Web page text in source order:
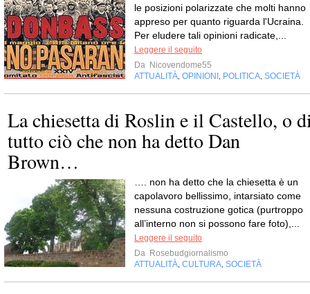
le posizioni polarizzate che molti hanno
appreso per quanto riguarda l'Ucraina.
Per eludere tali opinioni radicate,...
Leggere il seguito
Da Nicovendome55
ATTUALITÀ, OPINIONI , POLITICA, SOCIETÀ
La chiesetta di Roslin e il Castello, o
tutto ciò che non ha detto Dan
Brown…
…. non ha detto che la chiesetta è un
capolavoro bellissimo, intarsiato come
nessuna costruzione gotica (purtroppo
all’interno non si possono fare foto),...
Leggere il seguito
Da Rosebudgiornalismo
ATTUALITÀ, CULTURA, SOCIETÀ